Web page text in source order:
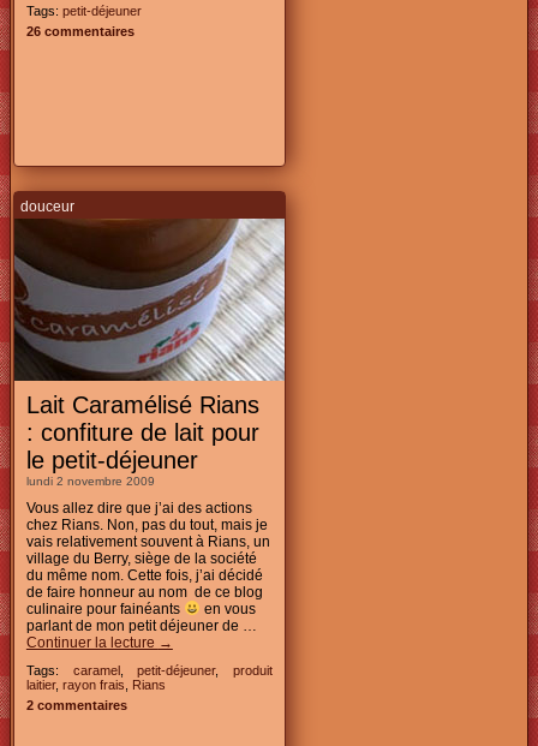
Tags: petit-déjeuner
26 commentaires
douceur
Lait Caramélisé Rians
: confiture de lait pour
le petit-déjeuner
lundi 2 novembre 2009
Vous allez dire que j’ai des actions
chez Rians. Non, pas du tout, mais je
vais relativement souvent à Rians, un
village du Berry, siège de la société
du même nom. Cette fois, j’ai décidé
de faire honneur au nom de ce blog
culinaire pour fainéants
en vous
parlant de mon petit déjeuner de …
Continuer la lecture →
Tags: caramel,petit-déjeuner, produit
laitier, rayon frais
Rians
2 commentaires